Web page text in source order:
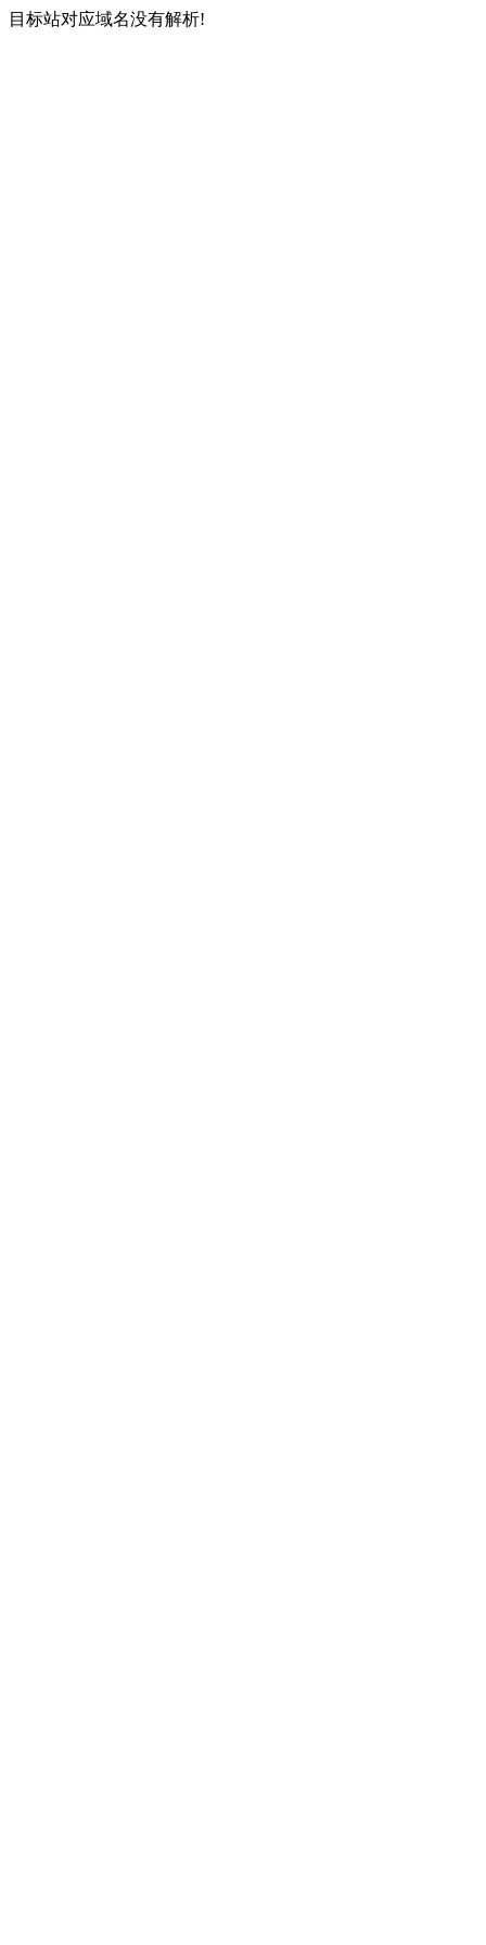
目标站对应域名没有解析!